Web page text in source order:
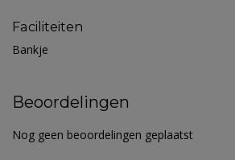
Faciliteiten
Bankje
Beoordelingen
Nog geen beoordelingen geplaatst